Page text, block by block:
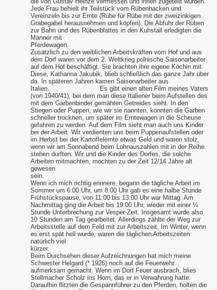
Jede Frau behielt ihr Teilstück vom Rübenhacken und
Vereinzeln bis zur Ernte (Rübe für Rübe mit der zweizinkigen
Grabegabel herausnehmen und köpfen). Die Abfuhr der Rüben
zur Bahn und des Rübenblattes in den Kuhstall erledigten die
Männer mit
Zusätzlich zu den weiblichen Arbeitskräften vom Hof und aus
dem Dorf waren vor dem 2. Weltkrieg polnische Saisonarbeiter
auf dem Hof beschäftigt. Sie brachten ihre eigene Köchin mit.
Diese, Katharina Jakubik, blieb schließlich das ganze Jahr über
da. In späteren Jahren kamen Saisonarbeiter aus
Italien. Es gibt einen alten Film meines Vaters
(von 1940/41), bei dem man diese Italiener beim Aufstellen des
mit dem Garbenbinder gemähten Getreides sieht. In den
Stiegen oder Puppen, wie wir sie nannten, konnten die Garben
schneller trocknen, um später im Erntewagen in die Scheune
gefahren zu werden. Auf dem Film sieht man auch uns Kinder
bei der Arbeit. Wir verdienten uns beim Puppenaufstellen oder
im Herbst bei der Kartoffelernte etwas Geld und waren stolz,
wenn wir am Sonnabend beim Lohnauszahlen mit in der Reihe
stehen durften. Wir und die Kinder des Dorfes, die solche
Arbeiten mitmachten, mochten zu der Zeit 12/14 Jahre alt
gewesen
sein.
Wenn ich mich richtig erinnere, begann die tägliche Arbeit im
Sommer um 6:00 Uhr, um 8:00 Uhr gab es eine halbe Stunde
Frühstückspause, von 11:00 bis 13:00 Uhr war Mittag. Am
Nachmittag ging die Arbeit bis 19:00 Uhr, wieder mit einer ½
Stunde Unterbrechung zur Vesper-Zeit. Insgesamt wurde also
10 Stunden am Tag gearbeitet. Allerdings zählte der Weg zur
Arbeitsstelle auf dem Feld mit zur Arbeitszeit. Im Winter, wenn
es erst spät hell wurde, waren die täglichen Arbeitszeiten
natürlich viel
Beim Durchsehen dieser Aufzeichnungen hat mich meine
Schwester Helgard (* 1926) noch auf die Feuerwehr
aufmerksam gemacht. Wenn im Dorf Feuer ausbrach, blies
Stellmacher Scholz ins Horn, das er in Verwahrung hatte.
Daraufhin flitzten die Gespannführer zu den Pferden, holten die